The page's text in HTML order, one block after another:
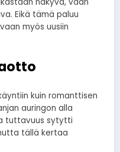
näkyvä, vaan
Eikä tämä paluu
myös uusiin
kuin romanttisen
auringon alla
tuttavuus sytytti
tällä kertaa